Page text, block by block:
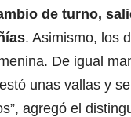
de turno,
. Asimismo, los
De igual
unas vallas y
agregó el